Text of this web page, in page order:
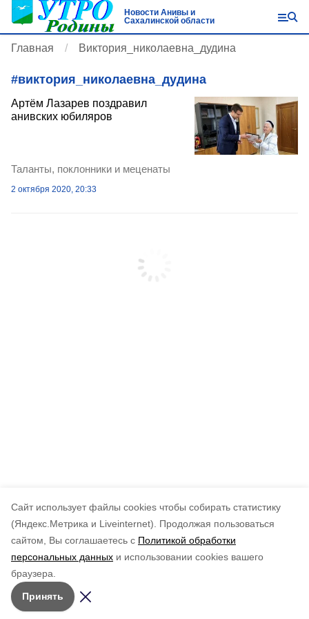
Cайт использует файлы cookies чтобы собирать статистику
(Яндекс.Метрика и Liveinternet).
Продолжая пользоваться
сайтом, Вы соглашаетесь с Политикой обработки
персональных данных и использовании cookies вашего
браузера.
Принять
Новости Анивы и
Сахалинской области
Главная Виктория_николаевна_дудина
#виктория_николаевна_дудина
Артём Лазарев поздравил
анивских юбиляров
Таланты, поклонники и меценаты
2 октября 2020, 20:33